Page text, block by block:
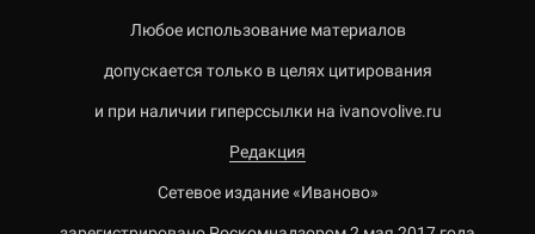
Любое использование материалов
допускается только в целях цитирования
и при наличии гиперссылки на ivanovolive.ru
Редакция
Сетевое издание «Иваново»